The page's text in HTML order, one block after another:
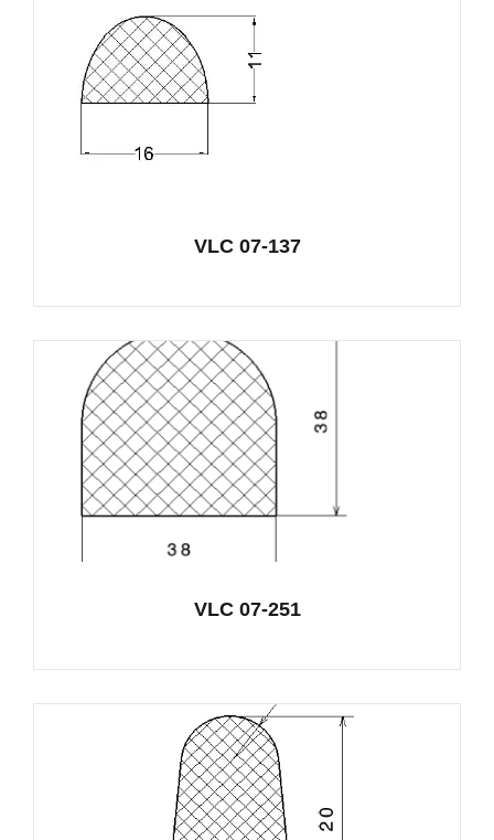
VLC 07-137
VLC 07-251